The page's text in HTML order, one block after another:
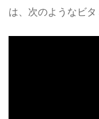
は、次のようなビタ